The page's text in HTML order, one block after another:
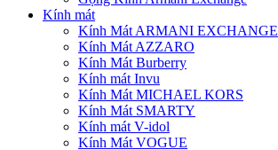
Kính mát
Kính Mát ARMANI EXCHANGE
Kính Mát AZZARO
Kính Mát Burberry
Kính mát Invu
Kính Mát MICHAEL KORS
Kính Mát SMARTY
Kính mát V-idol
Kính Mát VOGUE